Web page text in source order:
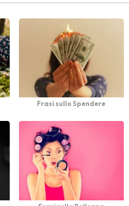
Frasi sullo Spendere